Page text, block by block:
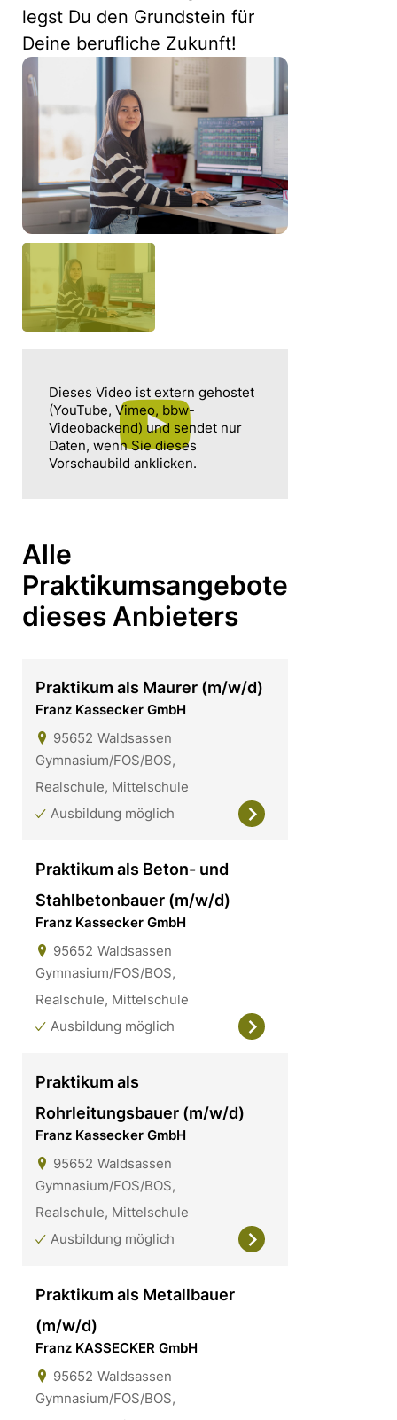
legst Du den Grundstein für
Deine berufliche Zukunft!
Dieses Video ist extern gehostet
(YouTube, Vimeo, bbw-
Videobackend) und sendet nur
Daten, wenn Sie dieses
Vorschaubild anklicken.
Alle
Praktikumsangebote
dieses Anbieters
Praktikum als Maurer (m/w/d)
Franz Kassecker GmbH
95652 Waldsassen
Gymnasium/FOS/BOS,
Realschule, Mittelschule
Ausbildung möglich
Praktikum als Beton- und
Stahlbetonbauer (m/w/d)
Franz Kassecker GmbH
95652 Waldsassen
Gymnasium/FOS/BOS,
Realschule, Mittelschule
Ausbildung möglich
Praktikum als
Rohrleitungsbauer (m/w/d)
Franz Kassecker GmbH
95652 Waldsassen
Gymnasium/FOS/BOS,
Realschule, Mittelschule
Ausbildung möglich
Praktikum als Metallbauer
(m/w/d)
Franz KASSECKER GmbH
95652 Waldsassen
Gymnasium/FOS/BOS,